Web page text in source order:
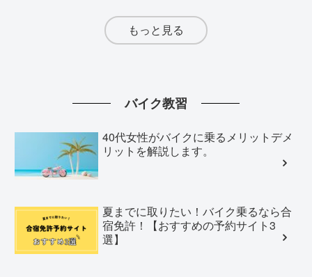
もっと見る
バイク教習
40代女性がバイクに乗るメリットデメ
リットを解説します。
夏までに取りたい！バイク乗るなら合
宿免許！【おすすめの予約サイト3
選】